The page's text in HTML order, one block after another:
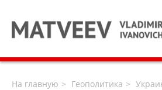
На главную Геополитика